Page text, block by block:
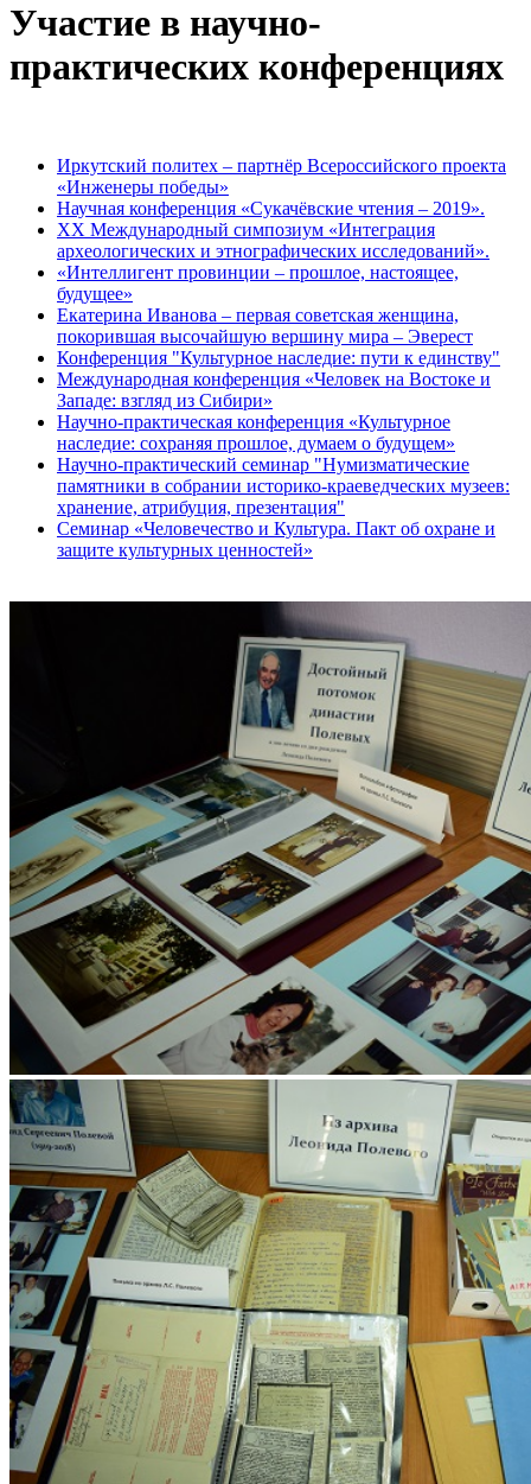
Участие в научно-
практических конференциях
Иркутский политех – партнёр Всероссийского проекта
«Инженеры победы»
Научная конференция «Сукачёвские чтения – 2019».
XX Международный симпозиум «Интеграция
археологических и этнографических исследований».
«Интеллигент провинции – прошлое, настоящее,
будущее»
Екатерина Иванова – первая советская женщина,
покорившая высочайшую вершину мира – Эверест
Конференция "Культурное наследие: пути к единству"
Международная конференция «Человек на Востоке и
Западе: взгляд из Сибири»
Научно-практическая конференция «Культурное
наследие: сохраняя прошлое, думаем о будущем»
Научно-практический семинар "Нумизматические
памятники в собрании историко-краеведческих музеев:
хранение, атрибуция, презентация"
Семинар «Человечество и Культура. Пакт об охране и
защите культурных ценностей»